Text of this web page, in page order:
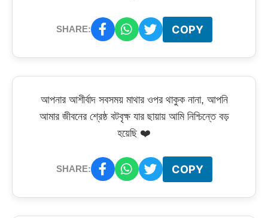
SHARE: COPY
আপনার আশীর্বাদ সবসময় মাথার ওপর থাকুক নানা, আপনি
আমার জীবনের শ্রেষ্ঠ বটবৃক্ষ যার ছায়ায় আমি নিশ্চিন্তে বড়
হয়েছি ❤️
SHARE: COPY